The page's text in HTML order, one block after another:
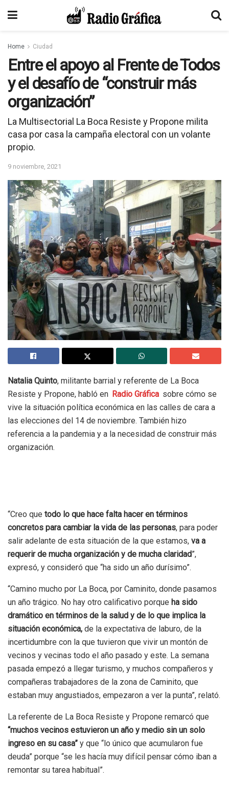
Home Ciudad
Entre el apoyo al Frente de Todos
y el desafío de “construir más
organización”
La Multisectorial La Boca Resiste y Propone milita
casa por casa la campaña electoral con un volante
propio.
9 noviembre, 2021
Natalia Quinto, militante barrial y referente de La Boca
Resiste y Propone, habló en Radio Gráfica sobre cómo se
vive la situación política económica en las calles de cara a
las elecciones del 14 de noviembre. También hizo
referencia a la pandemia y a la necesidad de construir más
organización.
“Creo que todo lo que hace falta hacer en términos
concretos para cambiar la vida de las personas, para poder
salir adelante de esta situación de la que estamos, va a
requerir de mucha organización y de mucha claridad”,
expresó, y consideró que “ha sido un año durísimo”.
“Camino mucho por La Boca, por Caminito, donde pasamos
un año trágico. No hay otro calificativo porque ha sido
dramático en términos de la salud y de lo que implica la
situación económica, de la expectativa de laburo, de la
incertidumbre con la que tuvieron que vivir un montón de
vecinos y vecinas todo el año pasado y este. La semana
pasada empezó a llegar turismo, y muchos compañeros y
compañeras trabajadores de la zona de Caminito, que
estaban muy angustiados, empezaron a ver la punta”, relató.
La referente de La Boca Resiste y Propone remarcó que
“muchos vecinos estuvieron un año y medio sin un solo
ingreso en su casa” y que “lo único que acumularon fue
deuda” porque “se les hacía muy difícil pensar cómo iban a
remontar su tarea habitual”.